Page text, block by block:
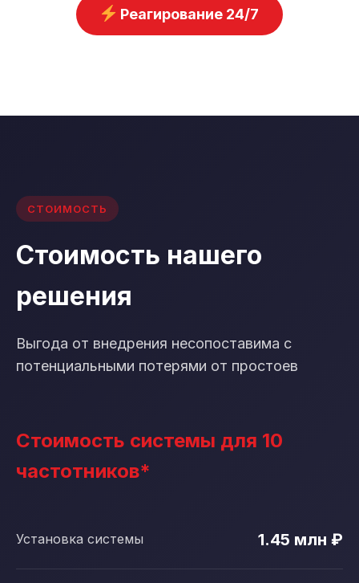
Реагирование 24/7
СТОИМОСТЬ
Стоимость нашего
решения
Выгода от внедрения несопоставима с
потенциальными потерями от простоев
Стоимость системы для 10
частотников*
Установка системы 1.45 млн ₽